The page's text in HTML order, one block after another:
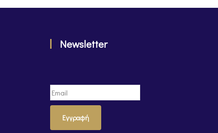
Newsletter
Εγγραφή